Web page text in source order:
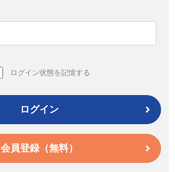
ログイン状態を記憶する
ログイン
会員登録（無料）